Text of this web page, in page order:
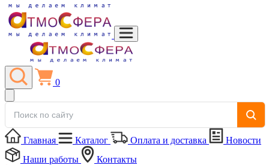
0
Главная Каталог Оплата и доставка
Новости
Наши работы
Контакты